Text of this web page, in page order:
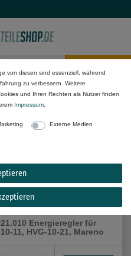
anzeigen (74)
Energieregler für
11, HVG-10-21, Mareno
von diesen sind essenziell, während
zu verbessern. Weitere
und Ihren Rechten als Nutzer finden
Impressum
Externe Medien